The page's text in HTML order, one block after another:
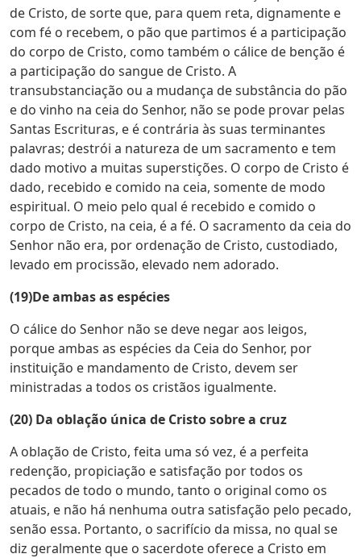
de Cristo, de sorte que, para quem reta, dignamente e
com fé o recebem, o pão que partimos é a participação
do corpo de Cristo, como também o cálice de benção é
a participação do sangue de Cristo. A
transubstanciação ou a mudança de substância do pão
e do vinho na ceia do Senhor, não se pode provar pelas
Santas Escrituras, e é contrária às suas terminantes
palavras; destrói a natureza de um sacramento e tem
dado motivo a muitas superstições. O corpo de Cristo é
dado, recebido e comido na ceia, somente de modo
espiritual. O meio pelo qual é recebido e comido o
corpo de Cristo, na ceia, é a fé. O sacramento da ceia do
Senhor não era, por ordenação de Cristo, custodiado,
levado em procissão, elevado nem adorado.
(19)De ambas as espécies
O cálice do Senhor não se deve negar aos leigos,
porque ambas as espécies da Ceia do Senhor, por
instituição e mandamento de Cristo, devem ser
ministradas a todos os cristãos igualmente.
(20) Da oblação única de Cristo sobre a cruz
A oblação de Cristo, feita uma só vez, é a perfeita
redenção, propiciação e satisfação por todos os
pecados de todo o mundo, tanto o original como os
atuais, e não há nenhuma outra satisfação pelo pecado,
senão essa. Portanto, o sacrifício da missa, no qual se
diz geralmente que o sacerdote oferece a Cristo em